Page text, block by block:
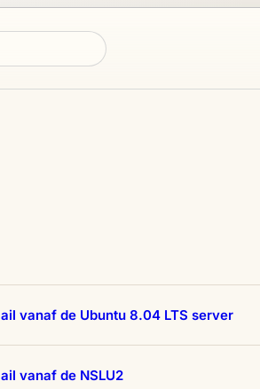
vanaf de Ubuntu 8.04 LTS server
vanaf de NSLU2